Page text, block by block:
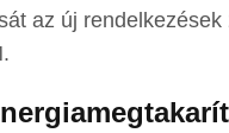
az új